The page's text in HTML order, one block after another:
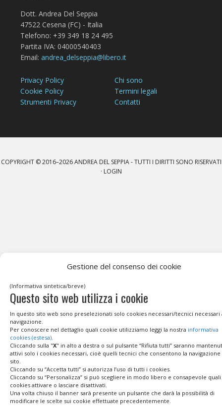
Gestione del consenso dei cookie
(Informativa sintetica/breve)
Questo sito web utilizza i cookie
In questo sito web sono preselezionati solo cookies necessari/tecnici necessari
navigazione.
Per conoscere nel dettaglio quali cookie utilizziamo leggi la nostra informativa
cookies (estesa).
Cliccando sulla "X" in alto a destra o sul pulsante “Rifiuta tutti” saranno
attivi solo i cookies necessari, cioè quelli tecnici che consentono la navigazione
sito.
Cliccando su “Accetta tutti” si autorizza l’uso di tutti i cookies.
Cliccando su “Personalizza” si può scegliere in modo libero e consapevole quali
cookies attivare o lasciare disattivati.
Una volta chiuso il banner sarà presente un pulsante che darà la possibilità di
modificare le scelte sui cookie effettuate precedentemente.
Dott. Andrea Del Seppia
47522 Cesena (FC) - Italia
Telefono: +39 349 18 24 495
Partita IVA: 04000540403
Email: andrea_delseppia@libero.it
Privacy Policy
Cookie Policy
Strumenti Privacy
Chi sono
Termini legali
Contatti
COPYRIGHT © 2016–2026ANDREA DEL SEPPIA- TUTTI I DIRITTI SONO RISERVATI
· LOGIN